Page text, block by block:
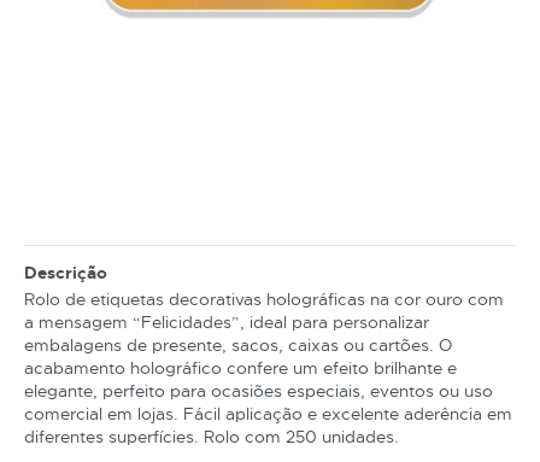
Descrição
Rolo de etiquetas decorativas holográficas na cor ouro com
a mensagem “Felicidades”, ideal para personalizar
embalagens de presente, sacos, caixas ou cartões. O
acabamento holográfico confere um efeito brilhante e
elegante, perfeito para ocasiões especiais, eventos ou uso
comercial em lojas. Fácil aplicação e excelente aderência em
diferentes superfícies. Rolo com 250 unidades.